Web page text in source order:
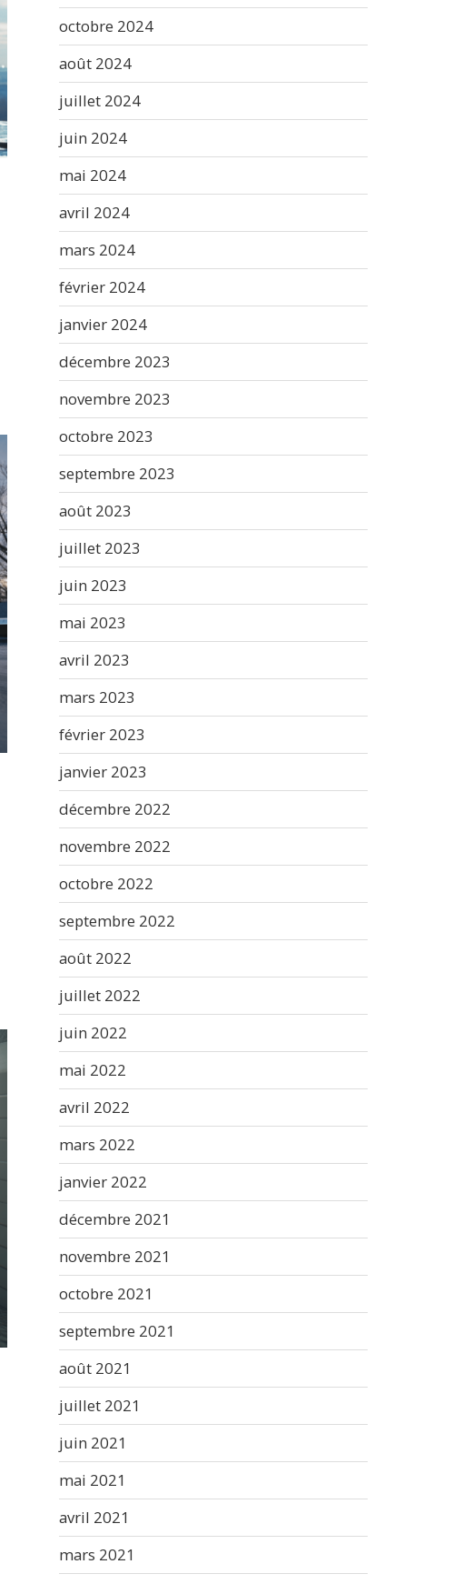
octobre 2024
août 2024
juillet 2024
juin 2024
mai 2024
avril 2024
mars 2024
février 2024
janvier 2024
décembre 2023
novembre 2023
octobre 2023
septembre 2023
août 2023
juillet 2023
juin 2023
mai 2023
avril 2023
mars 2023
février 2023
janvier 2023
décembre 2022
novembre 2022
octobre 2022
septembre 2022
août 2022
juillet 2022
juin 2022
mai 2022
avril 2022
mars 2022
janvier 2022
décembre 2021
novembre 2021
octobre 2021
septembre 2021
août 2021
juillet 2021
juin 2021
mai 2021
avril 2021
mars 2021